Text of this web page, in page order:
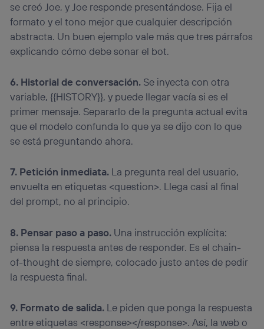
se creó Joe, y Joe responde presentándose. Fija el
formato y el tono mejor que cualquier descripción
abstracta. Un buen ejemplo vale más que tres párrafos
explicando cómo debe sonar el bot.
6. Historial de conversación. Se inyecta con otra
variable, {{HISTORY}}, y puede llegar vacía si es el
primer mensaje. Separarlo de la pregunta actual evita
que el modelo confunda lo que ya se dijo con lo que
se está preguntando ahora.
7. Petición inmediata. La pregunta real del usuario,
envuelta en etiquetas <question>. Llega casi al final
del prompt, no al principio.
8. Pensar paso a paso. Una instrucción explícita:
piensa la respuesta antes de responder. Es el chain-
of-thought de siempre, colocado justo antes de pedir
la respuesta final.
9. Formato de salida. Le piden que ponga la respuesta
entre etiquetas <response></response>. Así, la web o